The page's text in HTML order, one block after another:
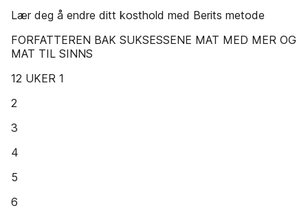
Lær deg å endre ditt kosthold med Berits metode
FORFATTEREN BAK SUKSESSENE MAT MED MER OG
MAT TIL SINNS
12 UKER 1
2
3
4
5
6